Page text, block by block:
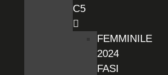
C5
FEMMINILE
2024
FASI